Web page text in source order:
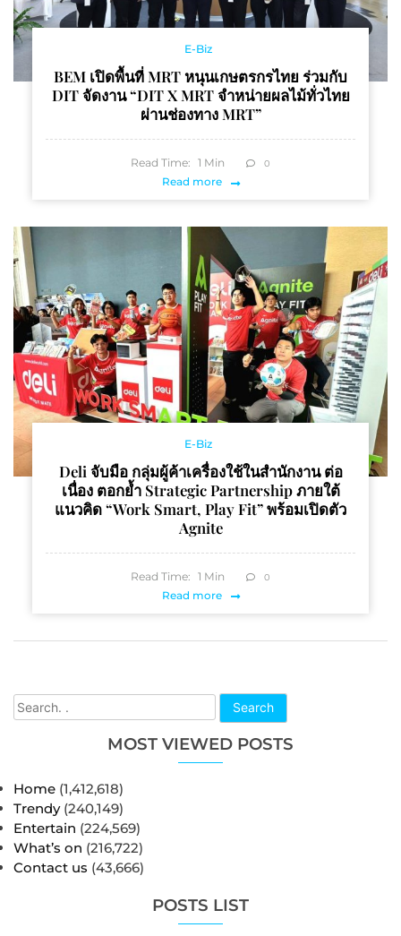
Search
MOST VIEWED POSTS
Home (1,412,618)
Trendy (240,149)
Entertain (224,569)
What’s on (216,722)
Contact us (43,666)
POSTS LIST
E-Biz
BEM เปิดพื้นที่ MRT หนุนเกษตรกรไทย ร่วมกับ
DIT จัดงาน “DIT X MRT จำหน่ายผลไม้ทั่วไทย
ผ่านช่องทาง MRT”
Read Time: 1 Min 0
Read more
E-Biz
Deli จับมือ กลุ่มผู้ค้าเครื่องใช้ในสำนักงาน ต่อ
เนื่อง ตอกย้ำ Strategic Partnership ภายใต้
แนวคิด “Work Smart, Play Fit” พร้อมเปิดตัว
Agnite
Read Time: 1 Min 0
Read more